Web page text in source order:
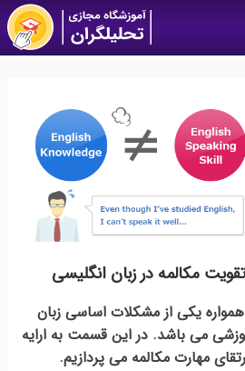
همواره یکی از مشکلات اساسی زبان
می باشد. در این قسمت به ارایه